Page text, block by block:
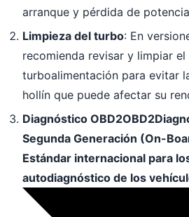
arranque y pérdida de
Limpieza del turbo: En
recomienda revisar y limpiar el
turboalimentación para evitar
hollín que puede afectar su
Diagnóstico OBD2OBD2
Segunda Generación (On-
Estándar internacional para
autodiagnóstico de los